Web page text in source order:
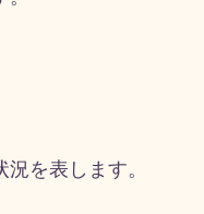
を表します。